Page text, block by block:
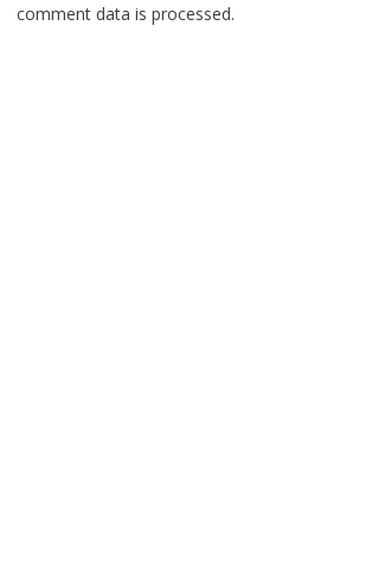
comment data is processed.